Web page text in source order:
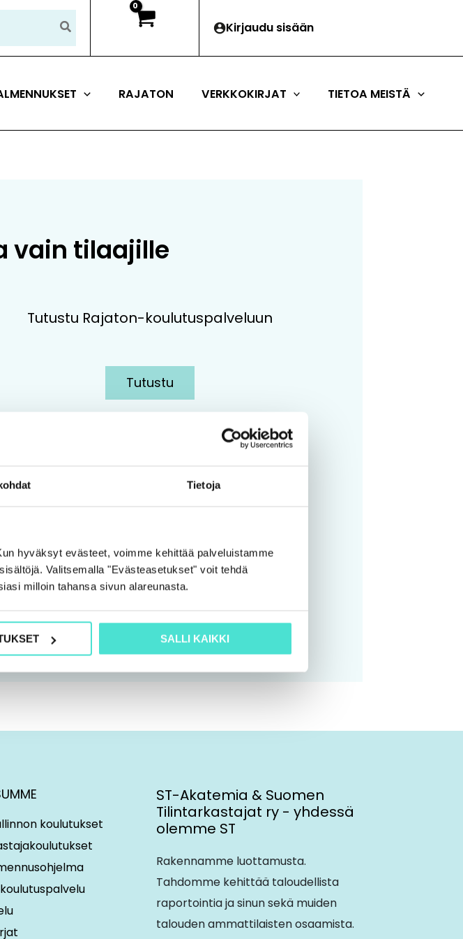
Tietoja
hyväksyt evästeet, voimme kehittää palveluistamme
Valitsemalla "Evästeasetukset" voit tehdä
milloin tahansa sivun alareunasta.
SALLI KAIKKI
Kirjaudu sisään
RAJATON VERKKOKIRJAT TIETOA MEISTÄ
vain tilaajille
Tutustu Rajaton-koulutuspalveluun
Tutustu
koulutukset
ST-Akatemia & Suomen
Tilintarkastajat ry - yhdessä
olemme ST
Rakennamme luottamusta.
Tahdomme kehittää taloudellista
raportointia ja sinun sekä muiden
talouden ammattilaisten osaamista.